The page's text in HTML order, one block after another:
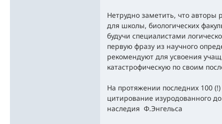
Нетрудно заметить, что авторы
для школы, биологических
будучи специалистами
первую фразу из научного
рекомендуют для усвоения
катастрофическую по своим
На протяжении последних 100
цитирование изуродованного
наследия Ф.Энгельса